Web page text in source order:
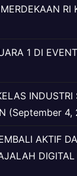
1 DI
INDUSTRI
(September 4,
AKTIF